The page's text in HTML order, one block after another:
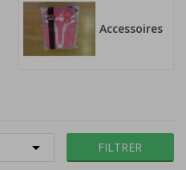
Accessoires
 FILTRER